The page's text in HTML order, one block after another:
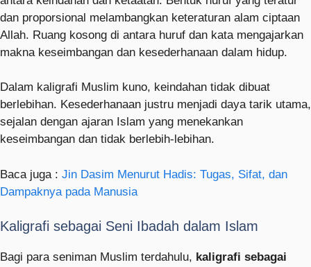
dan proporsional melambangkan keteraturan alam ciptaan
Allah. Ruang kosong di antara huruf dan kata mengajarkan
makna keseimbangan dan kesederhanaan dalam hidup.
Dalam kaligrafi Muslim kuno, keindahan tidak dibuat
berlebihan. Kesederhanaan justru menjadi daya tarik utama,
sejalan dengan ajaran Islam yang menekankan
keseimbangan dan tidak berlebih-lebihan.
Baca juga : Jin Dasim Menurut Hadis: Tugas, Sifat, dan
Dampaknya pada Manusia
Kaligrafi sebagai Seni Ibadah dalam Islam
Bagi para seniman Muslim terdahulu, kaligrafi sebagai